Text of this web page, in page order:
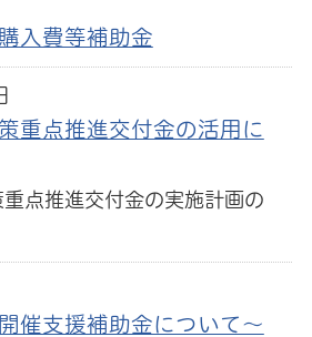
入費等補助金
重点推進交付金の活用に
点推進交付金の実施計画の
催支援補助金について～